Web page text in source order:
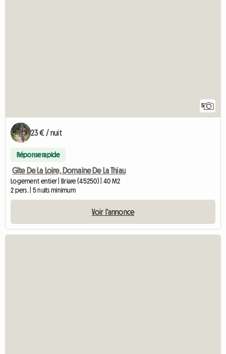
5
23 € / nuit
Réponse rapide
Gîte De La Loire, Domaine De La Thiau
Logement entier | Briare (45250) | 40 M2
2 pers. | 5 nuits minimum
Voir l'annonce